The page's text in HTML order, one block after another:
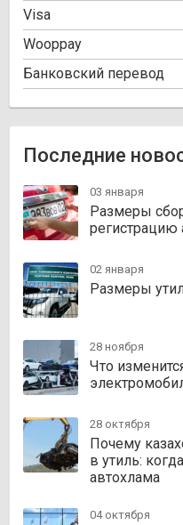
Visa
Wooppay
Банковский перевод
Последние
03 января
Размеры
регистрацию
02 января
Размеры
28 ноября
Что
28 октября
Почему
в утиль:
автохлама
04 октября